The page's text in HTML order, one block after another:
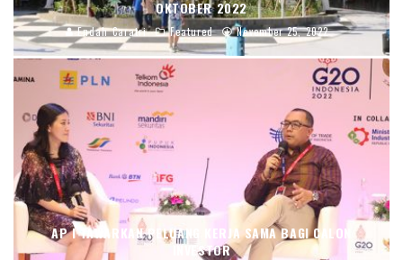
OKTOBER 2022
Endah Caratri Featured November 25, 2022
AP I TAWARKAN PELUANG KERJA SAMA BAGI CALON
INVESTOR